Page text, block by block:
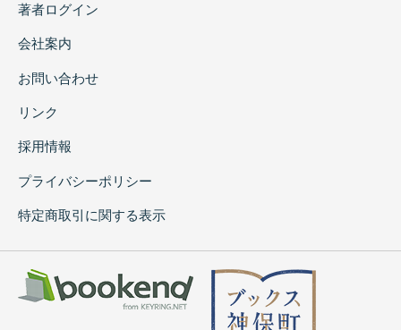
著者ログイン
会社案内
お問い合わせ
リンク
採用情報
プライバシーポリシー
特定商取引に関する表示